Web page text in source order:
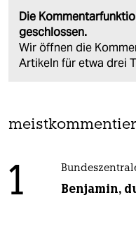
Die
geschlossen.
Wir öffnen die
Artikeln für etwa drei
1 Benjamin,